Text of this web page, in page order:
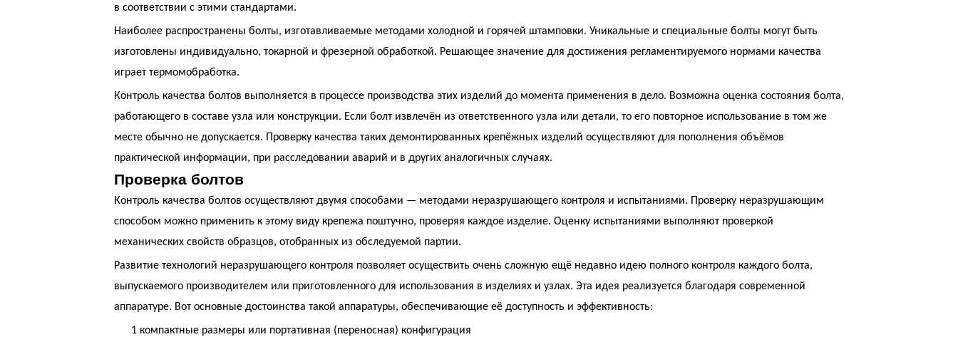
в соответствии с этими стандартами.
Наиболее распространены болты, изготавливаемые методами холодной и горячей штамповки. Уникальные и специальные болты могут быть
изготовлены индивидуально, токарной и фрезерной обработкой. Решающее значение для достижения регламентируемого нормами качества
играет термомобработка.
Контроль качества болтов выполняется в процессе производства этих изделий до момента применения в дело. Возможна оценка состояния болта,
работающего в составе узла или конструкции. Если болт извлечён из ответственного узла или детали, то его повторное использование в том же
месте обычно не допускается. Проверку качества таких демонтированных крепёжных изделий осуществляют для пополнения объёмов
практической информации, при расследовании аварий и в других аналогичных случаях.
Проверка болтов
Контроль качества болтов осуществляют двумя способами — методами неразрушающего контроля и испытаниями. Проверку неразрушающим
способом можно применить к этому виду крепежа поштучно, проверяя каждое изделие. Оценку испытаниями выполняют проверкой
механических свойств образцов, отобранных из обследуемой партии.
Развитие технологий неразрушающего контроля позволяет осуществить очень сложную ещё недавно идею полного контроля каждого болта,
выпускаемого производителем или приготовленного для использования в изделиях и узлах. Эта идея реализуется благодаря современной
аппаратуре. Вот основные достоинства такой аппаратуры, обеспечивающие её доступность и эффективность:
1 компактные размеры или портативная (переносная) конфигурация